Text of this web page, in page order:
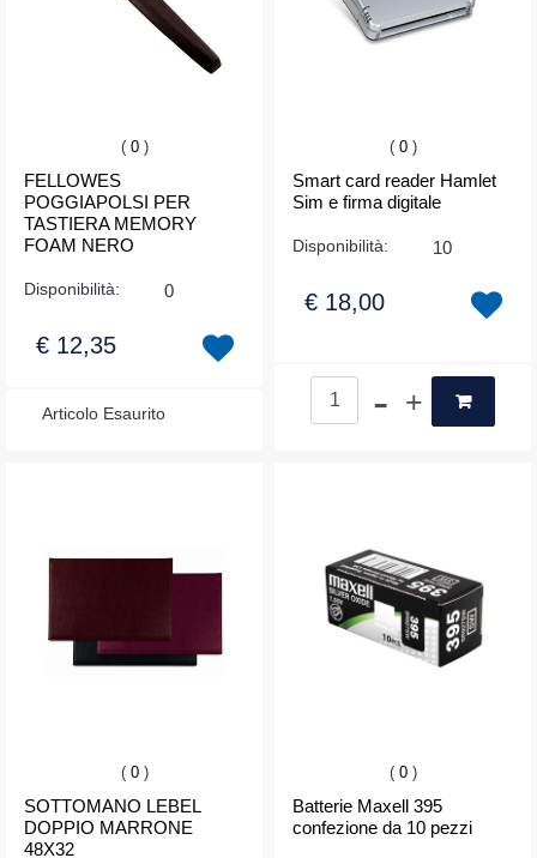
( 0 )
FELLOWES
POGGIAPOLSI PER
TASTIERA MEMORY
FOAM NERO
Disponibilità: 0
€ 12,35
Articolo Esaurito
( 0 )
Smart card reader Hamlet
Sim e firma digitale
Disponibilità: 10
€ 18,00
( 0 )
SOTTOMANO LEBEL
DOPPIO MARRONE
48X32
( 0 )
Batterie Maxell 395
confezione da 10 pezzi